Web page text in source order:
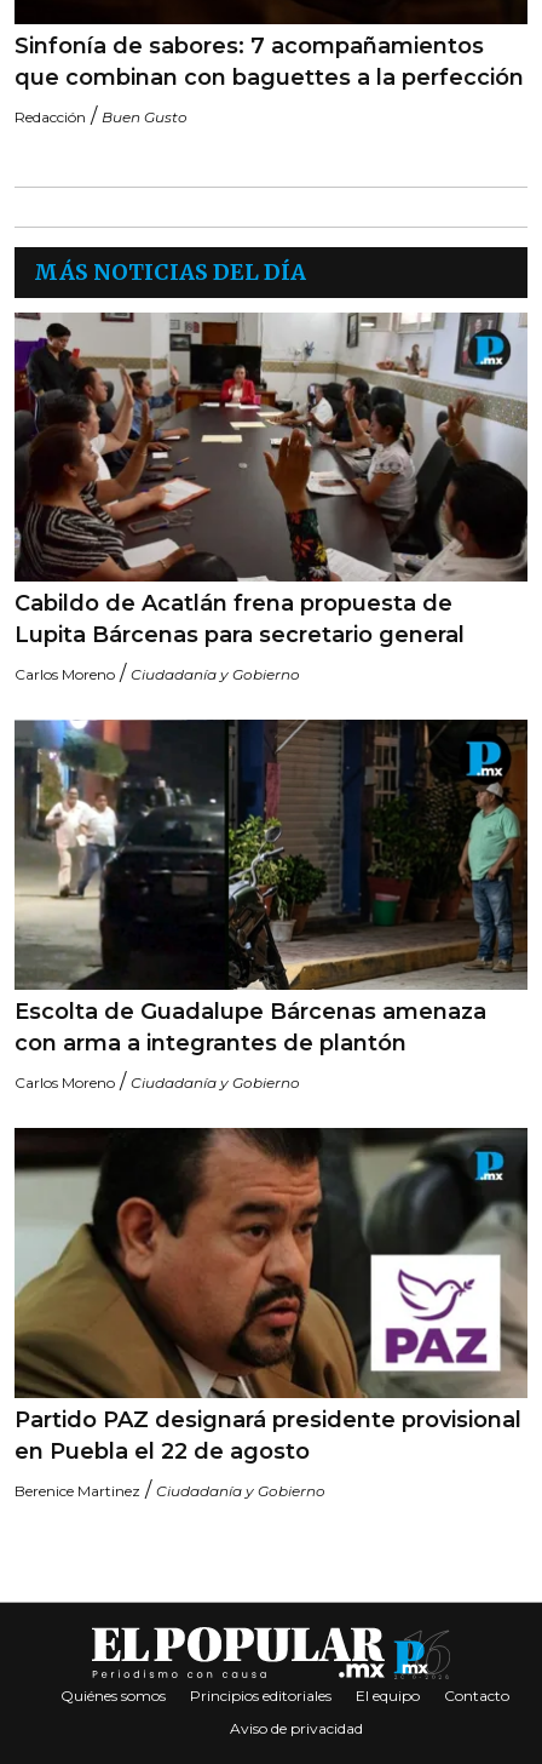
Sinfonía de sabores: 7 acompañamientos
que combinan con baguettes a la perfección
Redacción / Buen Gusto
MÁS NOTICIAS DEL DÍA
Cabildo de Acatlán frena propuesta de
Lupita Bárcenas para secretario general
Carlos Moreno / Ciudadanía y Gobierno
Escolta de Guadalupe Bárcenas amenaza
con arma a integrantes de plantón
Carlos Moreno / Ciudadanía y Gobierno
Partido PAZ designará presidente provisional
en Puebla el 22 de agosto
Berenice Martinez / Ciudadanía y Gobierno
Quiénes somos Principios editoriales El equipo
Contacto
Aviso de privacidad